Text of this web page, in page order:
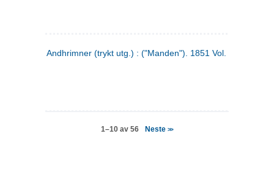
Andhrimner (trykt utg.) : ("Manden"). 1851 Vol. 1 Nr. 6
1–10 av 56 Neste>>